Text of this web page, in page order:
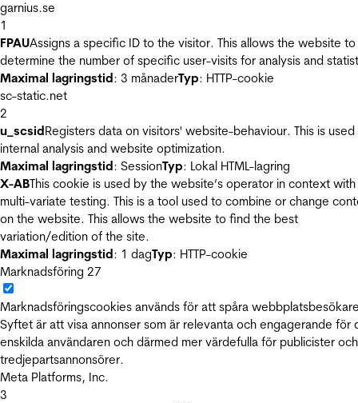
garnius.se
1
FPAUAssigns a specific ID to the visitor. This allows the website to
determine the number of specific user-visits for analysis and
Maximal lagringstid: 3 månaderTyp: HTTP-cookie
sc-static.net
2
u_scsidRegisters data on visitors' website-behaviour. This is
internal analysis and website optimization.
Maximal lagringstid: SessionTyp: Lokal HTML-lagring
X-ABThis cookie is used by the website’s operator in context with
multi-variate testing. This is a tool used to combine or change
on the website. This allows the website to find the best
variation/edition of the site.
Maximal lagringstid: 1 dagTyp: HTTP-cookie
Marknadsföring 27
Marknadsföringscookies används för att spåra
Syftet är att visa annonser som är relevanta och engagerande för
enskilda användaren och därmed mer värdefulla för publicister och
tredjepartsannonsörer.
Meta Platforms, Inc.
3